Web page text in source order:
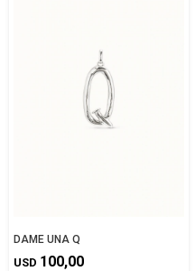
DAME UNA Q
USD 100,00